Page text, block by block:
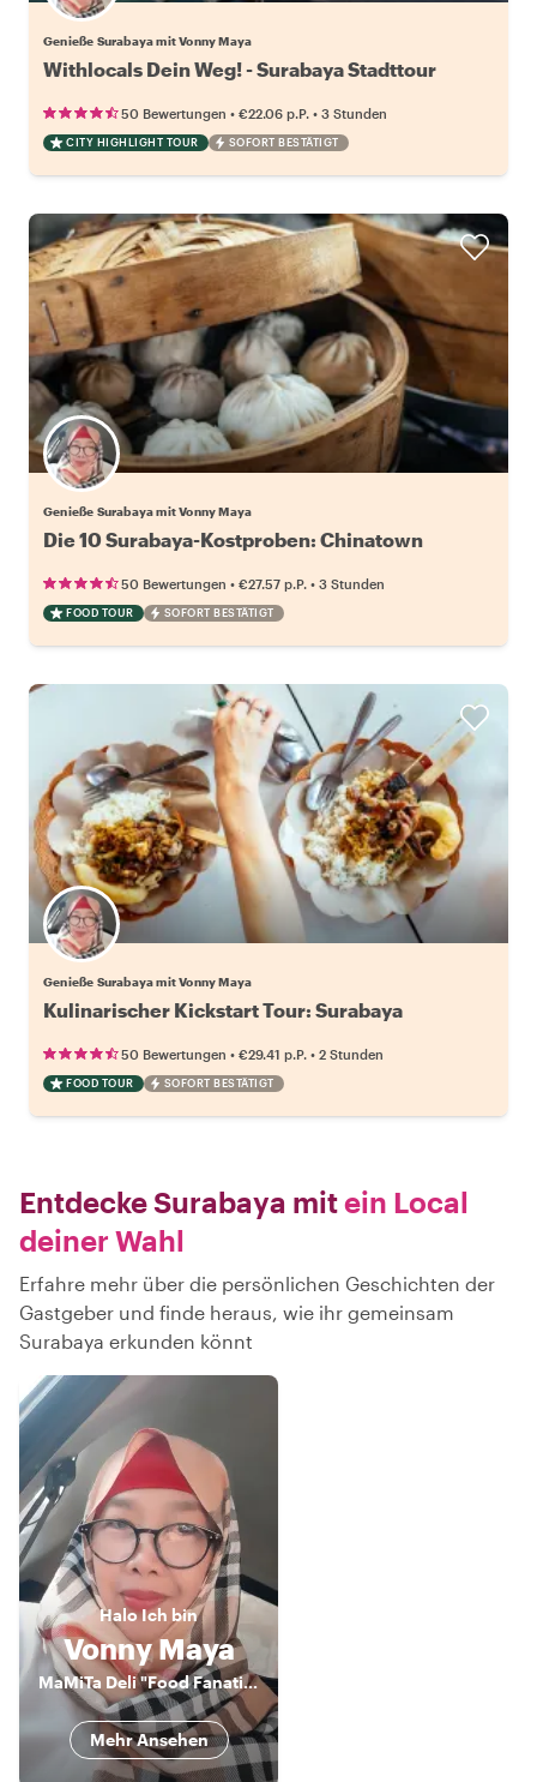
Genieße Surabaya mit Vonny Maya
Withlocals Dein Weg! - Surabaya Stadttour
50 Bewertungen • €22.06 p.P. • 3 Stunden
CITY HIGHLIGHT TOUR SOFORT BESTÄTIGT
Genieße Surabaya mit Vonny Maya
Die 10 Surabaya-Kostproben: Chinatown
50 Bewertungen • €27.57 p.P. • 3 Stunden
FOOD TOUR SOFORT BESTÄTIGT
Genieße Surabaya mit Vonny Maya
Kulinarischer Kickstart Tour: Surabaya
50 Bewertungen • €29.41 p.P. • 2 Stunden
FOOD TOUR SOFORT BESTÄTIGT
Entdecke Surabaya mitein Local
deiner Wahl
Erfahre mehr über die persönlichen Geschichten der
Gastgeber und finde heraus, wie ihr gemeinsam
Surabaya erkunden könnt
HaloIch bin
Vonny Maya
MaMiTa Deli "Food Fanatics"
Mehr Ansehen